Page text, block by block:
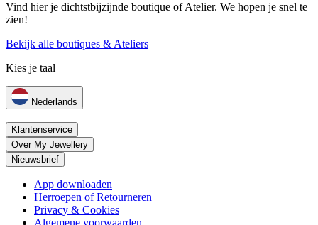
Vind hier je dichtstbijzijnde boutique of Atelier. We hopen je snel te
zien!
Bekijk alle boutiques & Ateliers
Kies je taal
Nederlands
Klantenservice
Over My Jewellery
Nieuwsbrief
App downloaden
Herroepen of Retourneren
Privacy & Cookies